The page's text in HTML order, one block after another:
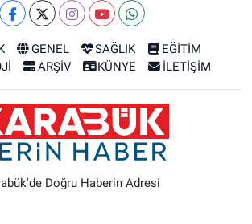
GENEL SAĞLIK
EĞİTİM
ARŞİV KÜNYE İLETİŞİM
Doğru Haberin Adresi